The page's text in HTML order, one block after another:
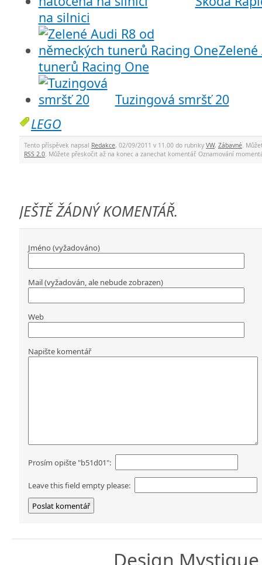
na silnici
Zelené
tunerů Racing One
Tuzingová smršť 20
LEGO
Tento příspěvek napsal Redakce, 02/09/2011 v 11.00 do rubriky VW, Zábavné.
RSS 2.0. Můžete přeskočit až na konec a zanechat komentář. Oznamování
JEŠTĚ ŽÁDNÝ KOMENTÁŘ.
Jméno (vyžadováno)
Mail (vyžadován, ale nebude zobrazen)
Web
Napište komentář
Prosím opište "b51d01":
Leave this field empty please:
Design Mystique